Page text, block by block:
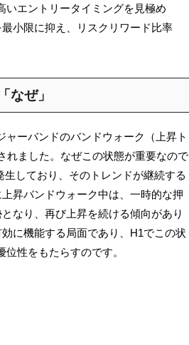
いエントリータイミングを見極め
小限に抑え、リスクリワード比率
なぜ」
ーバンドのバンドウォーク（上昇ト
れました。なぜこの状態が重要なので
しており、そのトレンドが継続する
昇バンドウォーク中は、一時的な押
なり、再び上昇を続ける傾向があり
に機能する局面であり、H1でこの状
性をもたらすのです。